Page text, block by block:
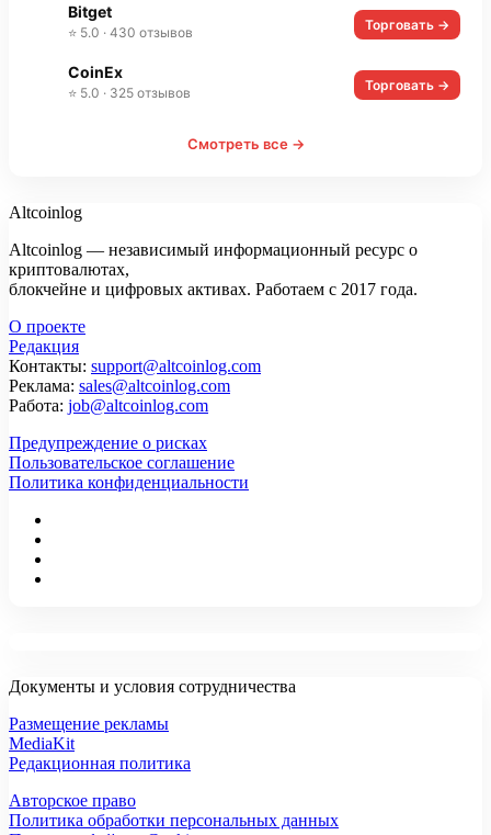
Bitget
⭐ 5.0 · 430 отзывов Торговать →
CoinEx
⭐ 5.0 · 325 отзывов Торговать →
Смотреть все →
Altcoinlog
Altcoinlog — независимый информационный ресурс о
криптовалютах,
блокчейне и цифровых активах. Работаем с 2017 года.
О проекте
Редакция
Контакты: support@altcoinlog.com
Реклама: sales@altcoinlog.com
Работа: job@altcoinlog.com
Предупреждение о рисках
Пользовательское соглашение
Политика конфиденциальности
Документы и условия сотрудничества
Размещение рекламы
MediaKit
Редакционная политика
Авторское право
Политика обработки персональных данных